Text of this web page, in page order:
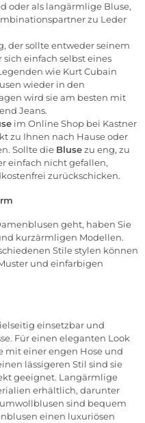
oder als langärmlige Bluse,
zu Leder
der sollte entweder seinem
einfach selbst eines
wie Kurt Cubain
wieder in den
wird sie am besten mit
Jeans.
im Online Shop bei Kastner
zu Ihnen nach Hause oder
Sollte die Blusezu eng, zu
einfach nicht gefallen,
zurückschicken.
geht, haben Sie
kurzärmligen Modellen.
Stile stylen können
und einfarbigen
einsetzbar und
Für einen eleganten Look
mit einer engen Hose und
lässigeren Stil sind sie
geeignet. Langärmlige
erhältlich, darunter
sind bequem
einen luxuriösen